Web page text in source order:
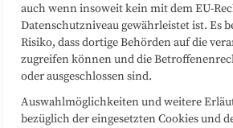
auch wenn insoweit kein mit dem EU-
Datenschutzniveau gewährleistet ist. Es
Risiko, dass dortige Behörden auf die
zugreifen können und die
oder ausgeschlossen sind.
Auswahlmöglichkeiten und weitere
bezüglich der eingesetzten Cookies und